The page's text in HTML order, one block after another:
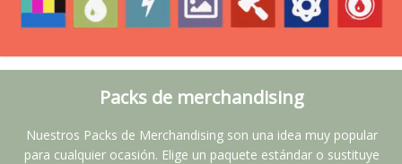
Packs de merchandising
Nuestros Packs de Merchandising son una idea muy popular
para cualquier ocasión. Elige un paquete estándar o sustituye